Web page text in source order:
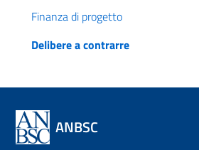
Finanza di progetto
Delibere a contrarre
ANBSC